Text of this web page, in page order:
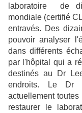
laboratoire de
mondiale (certifié
entravés. Des
pouvoir analyser
dans différents
par l'hôpital qui a
destinés au Dr
endroits. Le Dr
actuellement
restaurer le